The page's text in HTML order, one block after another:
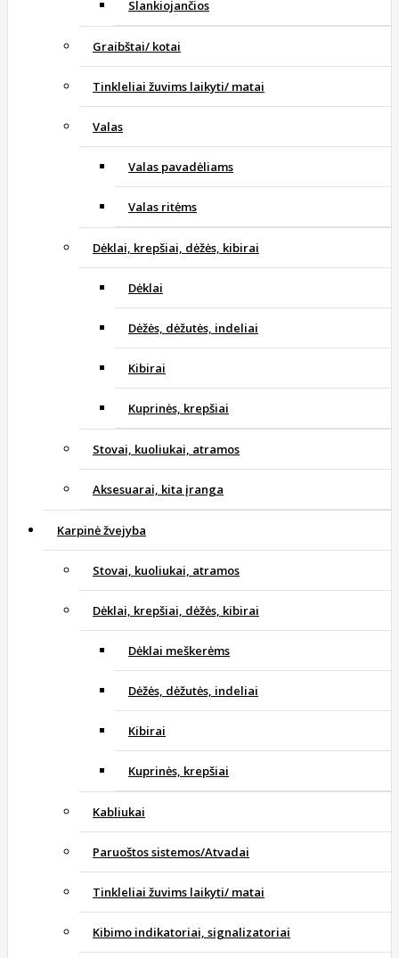
Slankiojančios
Graibštai/ kotai
Tinkleliai žuvims laikyti/ matai
Valas
Valas pavadėliams
Valas ritėms
Dėklai, krepšiai, dėžės, kibirai
Dėklai
Dėžės, dėžutės, indeliai
Kibirai
Kuprinės, krepšiai
Stovai, kuoliukai, atramos
Aksesuarai, kita įranga
Karpinė žvejyba
Stovai, kuoliukai, atramos
Dėklai, krepšiai, dėžės, kibirai
Dėklai meškerėms
Dėžės, dėžutės, indeliai
Kibirai
Kuprinės, krepšiai
Kabliukai
Paruoštos sistemos/Atvadai
Tinkleliai žuvims laikyti/ matai
Kibimo indikatoriai, signalizatoriai